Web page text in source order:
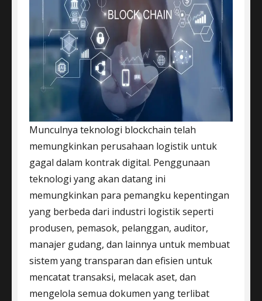
Munculnya teknologi blockchain telah
memungkinkan perusahaan logistik untuk
gagal dalam kontrak digital. Penggunaan
teknologi yang akan datang ini
memungkinkan para pemangku kepentingan
yang berbeda dari industri logistik seperti
produsen, pemasok, pelanggan, auditor,
manajer gudang, dan lainnya untuk membuat
sistem yang transparan dan efisien untuk
mencatat transaksi, melacak aset, dan
mengelola semua dokumen yang terlibat